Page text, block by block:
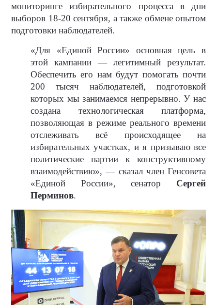
мониторинге избирательного процесса в дни
выборов 18-20 сентября, а также обмене опытом
подготовки наблюдателей.
«Для «Единой России» основная цель в
этой кампании — легитимный результат.
Обеспечить его нам будут помогать почти
200 тысяч наблюдателей, подготовкой
которых мы занимаемся непрерывно. У нас
создана технологическая платформа,
позволяющая в режиме реального времени
отслеживать всё происходящее на
избирательных участках, и я призываю все
политические партии к конструктивному
взаимодействию», — сказал член Генсовета
«Единой России», сенатор Сергей
Перминов.